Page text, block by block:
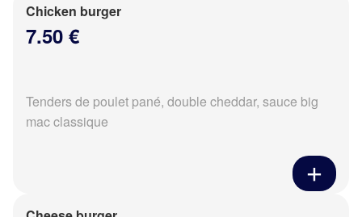
Chicken burger
7.50 €
Tenders de poulet pané, double cheddar, sauce big
mac classique